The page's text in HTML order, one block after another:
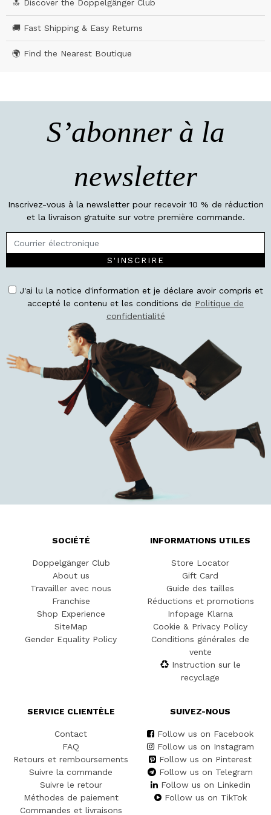
🔝 Discover the Doppelgänger Club
🚚 Fast Shipping & Easy Returns
🌍 Find the Nearest Boutique
S’abonner à la
newsletter
Inscrivez-vous à la newsletter pour recevoir 10 % de réduction
et la livraison gratuite sur votre première commande.
S'INSCRIRE
J'ai lu la notice d'information et je déclare avoir compris et
accepté le contenu et les conditions de Politique de
confidentialité
SOCIÉTÉ
Doppelgänger Club
About us
Travailler avec nous
Franchise
Shop Experience
SiteMap
Gender Equality Policy
INFORMATIONS UTILES
Store Locator
Gift Card
Guide des tailles
Réductions et promotions
Infopage Klarna
Cookie & Privacy Policy
Conditions générales de
vente
Instruction sur le
recyclage
SERVICE CLIENTÈLE
Contact
FAQ
Retours et remboursements
Suivre la commande
Suivre le retour
Méthodes de paiement
Commandes et livraisons
SUIVEZ-NOUS
Follow us on Facebook
Follow us on Instagram
Follow us on Pinterest
Follow us on Telegram
Follow us on Linkedin
Follow us on TikTok